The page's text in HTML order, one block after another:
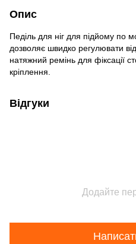
Опис
Педіль для ніг для підйому по
дозволяє швидко регулювати
натяжний ремінь для фіксації
кріплення.
Відгуки
Додайте